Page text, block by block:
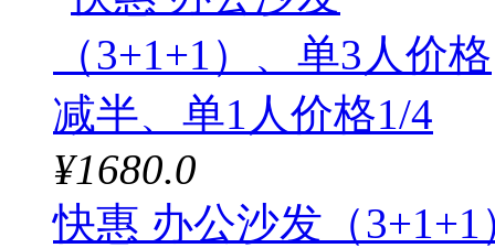
¥1680.0
快惠 办公沙发（